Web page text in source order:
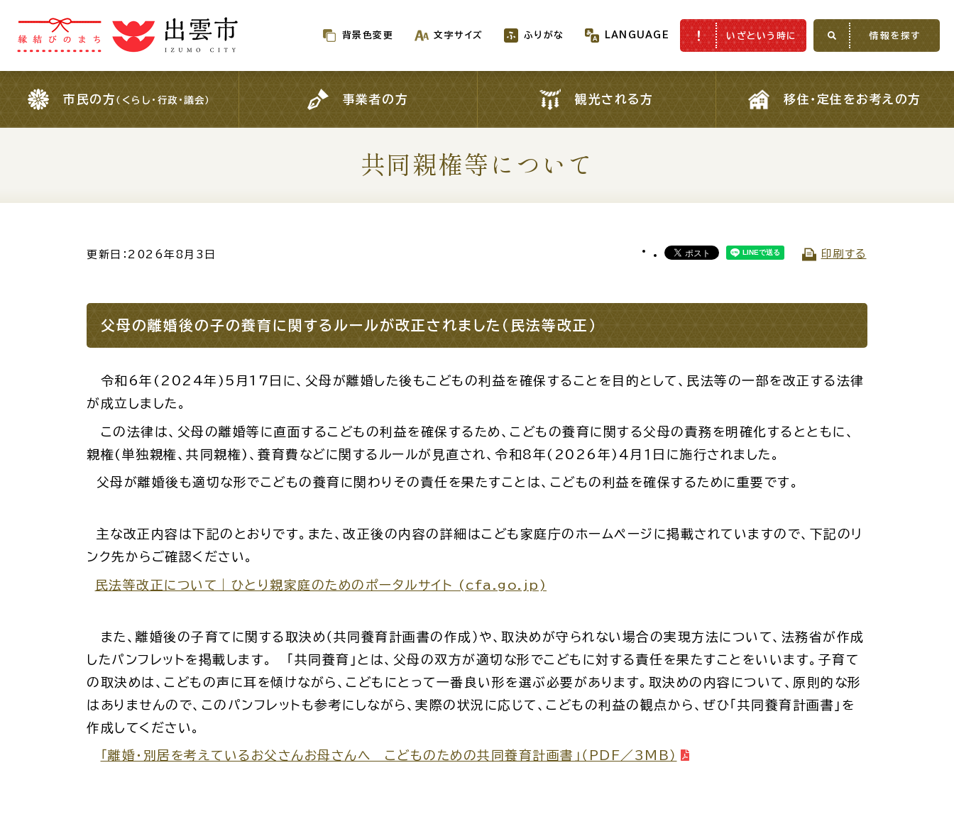
背景色変更 文字サイズ ふりがな LANGUAGE いざという時に 情報を探す
背景色変更 文字サイズ ふりがな LANGUAGE いざという時に 情報を探す
新着情報一覧
場面 探
目的から探す
届出・手続・申請 税金
各種相談窓口 担当窓口 ライフライン 公共交通 公共施設
市民の方 （くらし・行政・議会） 事業者の方 観光される方 移住・定住をお考えの方
共同親権等について
更新日：2026年8月3日 印刷する
父母の離婚後の子の養育に関するルールが改正されました（民法等改正）
令和6年(2024年)5月17日に、父母が離婚した後もこどもの利益を確保することを目的として、民法等の一部を改正する法律
が成立しました。
この法律は、父母の離婚等に直面するこどもの利益を確保するため、こどもの養育に関する父母の責務を明確化するとともに、
親権(単独親権、共同親権)、養育費などに関するルールが見直され、令和8年(2026年)４月１日に施行されました。
父母が離婚後も適切な形でこどもの養育に関わりその責任を果たすことは、こどもの利益を確保するために重要です。
主な改正内容は下記のとおりです。また、改正後の内容の詳細はこども家庭庁のホームページに掲載されていますので、下記のリ
ンク先からご確認ください。
民法等改正について｜ひとり親家庭のためのポータルサイト (cfa.go.jp)
また、離婚後の子育てに関する取決め（共同養育計画書の作成）や、取決めが守られない場合の実現方法について、法務省が作成
したパンフレットを掲載します。 「共同養育」とは、父母の双方が適切な形でこどもに対する責任を果たすことをいいます。子育て
の取決めは、こどもの声に耳を傾けながら、こどもにとって一番良い形を選ぶ必要があります。取決めの内容について、原則的な形
はありませんので、このパンフレットも参考にしながら、実際の状況に応じて、こどもの利益の観点から、ぜひ「共同養育計画書」を
作成してください。
「離婚・別居を考えているお父さんお母さんへ こどものための共同養育計画書」（PDF／3MB）